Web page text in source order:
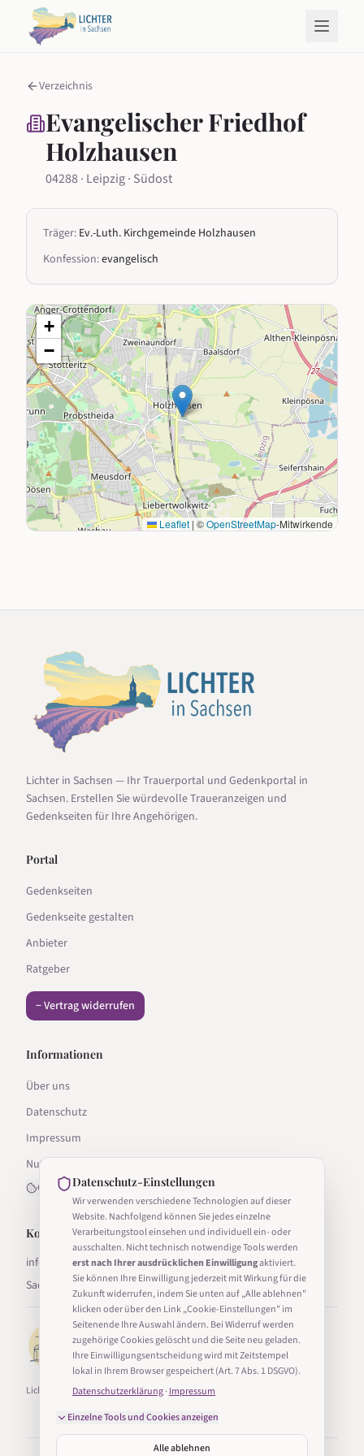
Verzeichnis
Evangelischer Friedhof
Holzhausen
04288 · Leipzig · Südost
Träger: Ev.-Luth. Kirchgemeinde Holzhausen
Konfession:evangelisch
+
−
Leaflet | ©OpenStreetMap-Mitwirkende
Lichter in Sachsen — Ihr Trauerportal und Gedenkportal in
Sachsen. Erstellen Sie würdevolle Traueranzeigen und
Gedenkseiten für Ihre Angehörigen.
Portal
Gedenkseiten
Gedenkseite gestalten
Anbieter
Ratgeber
− Vertrag widerrufen
Informationen
Über uns
Datenschutz
Impressum
Nutzungsbedingungen
Cookie-Einstellungen
Kontakt
info@lichter-in-sachsen.de
Sachsen, Deutschland
Lichter in Sachsen ist Teil von Taucha24.
Datenschutz-Einstellungen
Wir verwenden verschiedene Technologien auf dieser
Website. Nachfolgend können Sie jedes einzelne
Verarbeitungstool einsehen und individuell ein- oder
ausschalten. Nicht technisch notwendige Tools werden
erst nach Ihrer ausdrücklichen Einwilligungaktiviert.
Sie können Ihre Einwilligung jederzeit mit Wirkung für die
Zukunft widerrufen, indem Sie unten auf „Alle ablehnen"
klicken oder über den Link „Cookie-Einstellungen" im
Seitenende Ihre Auswahl ändern. Bei Widerruf werden
zugehörige Cookies gelöscht und die Seite neu geladen.
Ihre Einwilligungsentscheidung wird mit Zeitstempel
lokal in Ihrem Browser gespeichert (Art. 7 Abs. 1 DSGVO).
Datenschutzerklärung· Impressum
Einzelne Tools und Cookies anzeigen
Alle ablehnen